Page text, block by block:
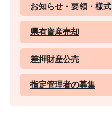
お知らせ・要領・様式
県有資産売却
差押財産公売
指定管理者の募集